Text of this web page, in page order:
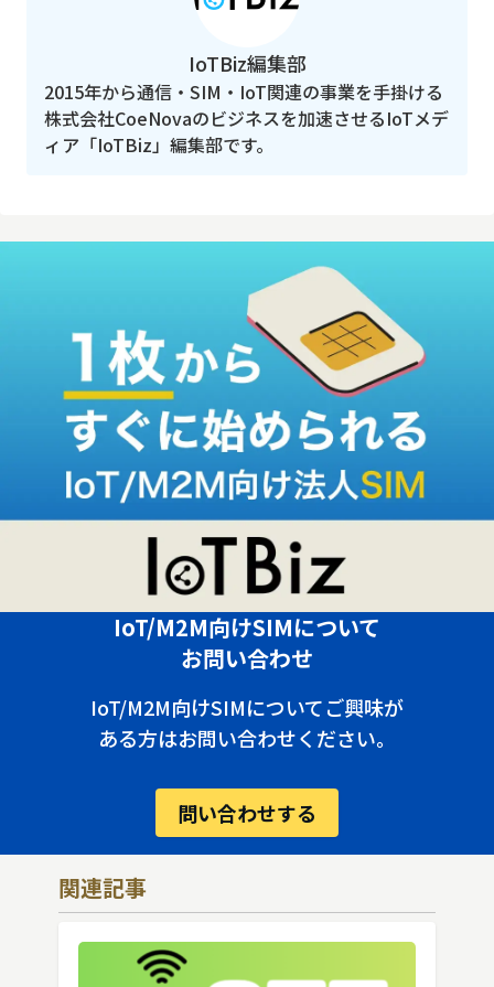
IoTBiz編集部
2015年から通信・SIM・IoT関連の事業を手掛ける
株式会社CoeNovaのビジネスを加速させるIoTメデ
ィア「IoTBiz」編集部です。
IoT/M2M向けSIMについて
お問い合わせ
IoT/M2M向けSIMについてご興味が
ある方はお問い合わせください。
問い合わせする
関連記事